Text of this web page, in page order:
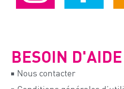
BESOIN
Nous contacter